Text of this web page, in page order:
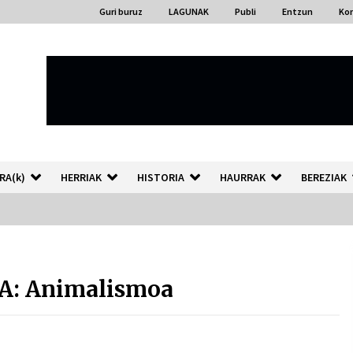
Guri buruz LAGUNAK Publi Entzun
HERRIAK HISTORIA HAURRAK BEREZIAK
2026/07/23
Animalismoa